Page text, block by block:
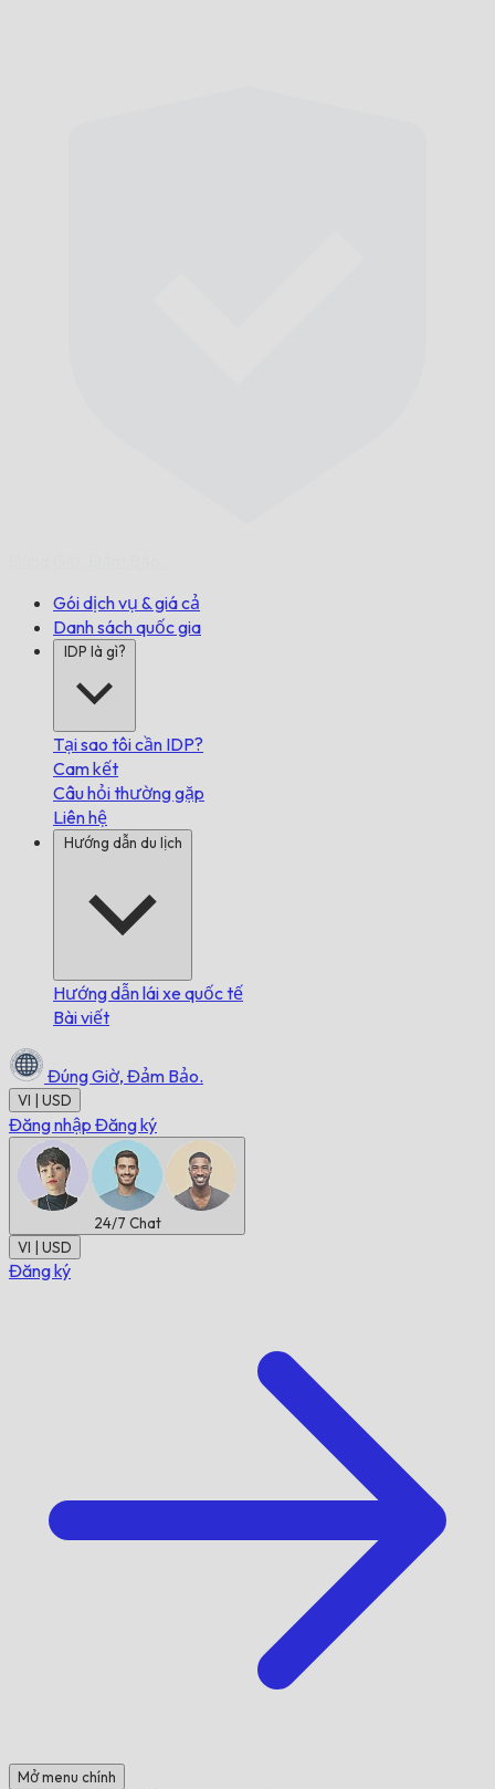
Gói dịch vụ & giá cả
Danh sách quốc gia
IDP là gì?
Tại sao tôi cần IDP?
Cam kết
Câu hỏi thường gặp
Liên hệ
Hướng dẫn du lịch
Hướng dẫn lái xe quốc tế
Bài viết
Đúng Giờ, Đảm Bảo.
VI | USD
Đăng nhập Đăng ký
24/7 Chat
VI | USD
Đăng ký
Mở menu chính